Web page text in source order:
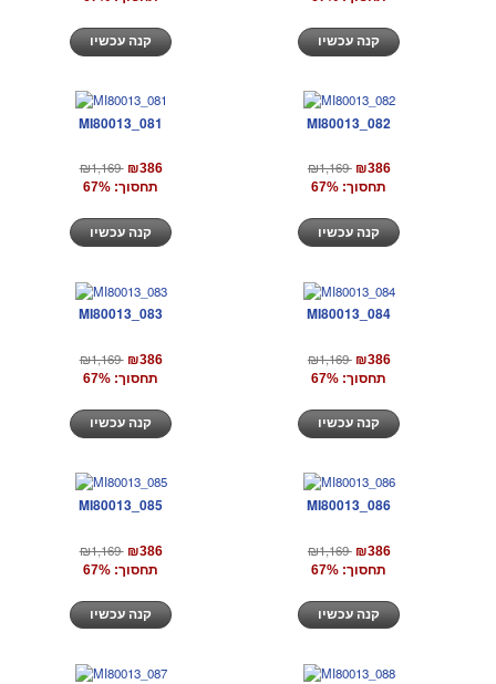
MI80013_081
₪1,169 ₪386
תחסוך: 67%
MI80013_082
₪1,169 ₪386
תחסוך: 67%
MI80013_083
₪1,169 ₪386
תחסוך: 67%
MI80013_084
₪1,169 ₪386
תחסוך: 67%
MI80013_085
₪1,169 ₪386
תחסוך: 67%
MI80013_086
₪1,169 ₪386
תחסוך: 67%